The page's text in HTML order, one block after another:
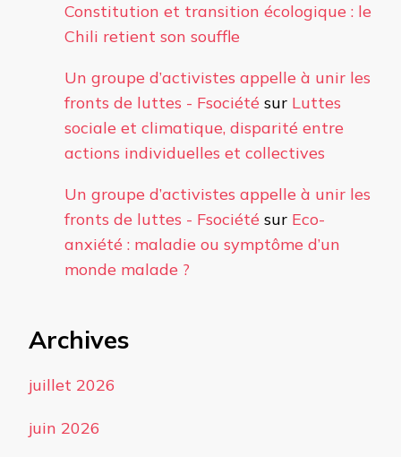
Constitution et transition écologique : le
Chili retient son souffle
Un groupe d’activistes appelle à unir les
fronts de luttes - Fsociété sur Luttes
sociale et climatique, disparité entre
actions individuelles et collectives
Un groupe d’activistes appelle à unir les
fronts de luttes - Fsociété sur Eco-
anxiété : maladie ou symptôme d’un
monde malade ?
Archives
juillet 2026
juin 2026